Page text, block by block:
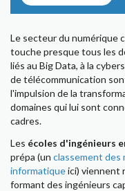
Le secteur du numérique
touche presque tous les
liés au Big Data, à la
de télécommunication
l'impulsion de la
domaines qui lui sont
cadres.
Les écoles d'ingénieurs
prépa (un classement des
informatiqueici) viennent
formant des ingénieurs